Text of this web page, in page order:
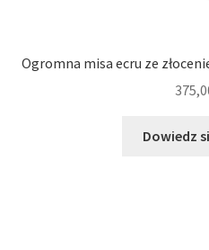
Ogromna misa ecru ze
Dowiedz